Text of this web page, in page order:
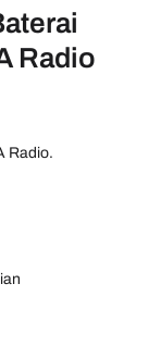
Radio
Radio.